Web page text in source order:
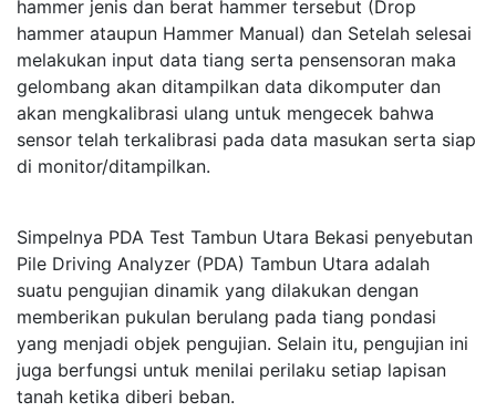
hammer jenis dan berat hammer tersebut (Drop
hammer ataupun Hammer Manual) dan Setelah selesai
melakukan input data tiang serta pensensoran maka
gelombang akan ditampilkan data dikomputer dan
akan mengkalibrasi ulang untuk mengecek bahwa
sensor telah terkalibrasi pada data masukan serta siap
di monitor/ditampilkan.
Simpelnya PDA Test Tambun Utara Bekasi penyebutan
Pile Driving Analyzer (PDA) Tambun Utara adalah
suatu pengujian dinamik yang dilakukan dengan
memberikan pukulan berulang pada tiang pondasi
yang menjadi objek pengujian. Selain itu, pengujian ini
juga berfungsi untuk menilai perilaku setiap lapisan
tanah ketika diberi beban.